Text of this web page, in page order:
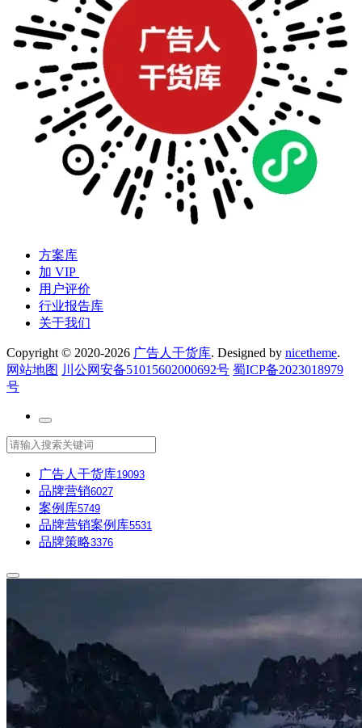
方案库
加 VIP
用户评价
行业报告库
关于我们
Copyright © 2020-2026 广告人干货库. Designed by nicetheme.
网站地图 川公网安备51015602000692号 蜀ICP备2023018979
号
广告人干货库19093
品牌营销6027
案例库5749
品牌营销案例库5531
品牌策略3376